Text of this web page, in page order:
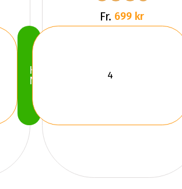
Köp
Nu
Fr. 699 kr